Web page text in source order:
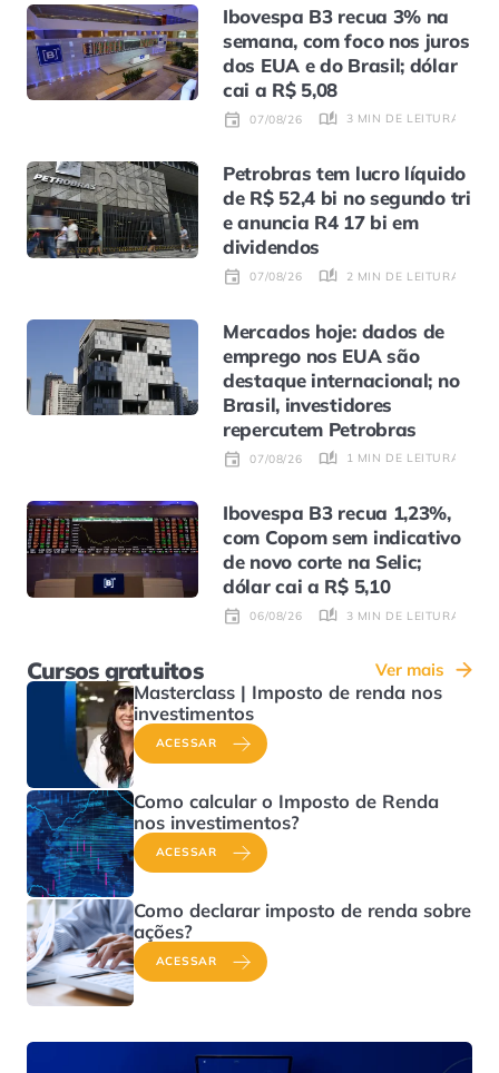
Ibovespa B3 recua 3% na
semana, com foco nos juros
dos EUA e do Brasil; dólar
cai a R$ 5,08
07/08/26 3 MIN DE LEITURA
Petrobras tem lucro líquido
de R$ 52,4 bi no segundo tri
e anuncia R4 17 bi em
dividendos
07/08/26 2 MIN DE LEITURA
Mercados hoje: dados de
emprego nos EUA são
destaque internacional; no
Brasil, investidores
repercutem Petrobras
07/08/26 1 MIN DE LEITURA
Ibovespa B3 recua 1,23%,
com Copom sem indicativo
de novo corte na Selic;
dólar cai a R$ 5,10
06/08/26 3 MIN DE LEITURA
Cursos gratuitos Ver mais
Masterclass | Imposto de renda nos
investimentos
ACESSAR
Como calcular o Imposto de Renda
nos investimentos?
ACESSAR
Como declarar imposto de renda sobre
ações?
ACESSAR